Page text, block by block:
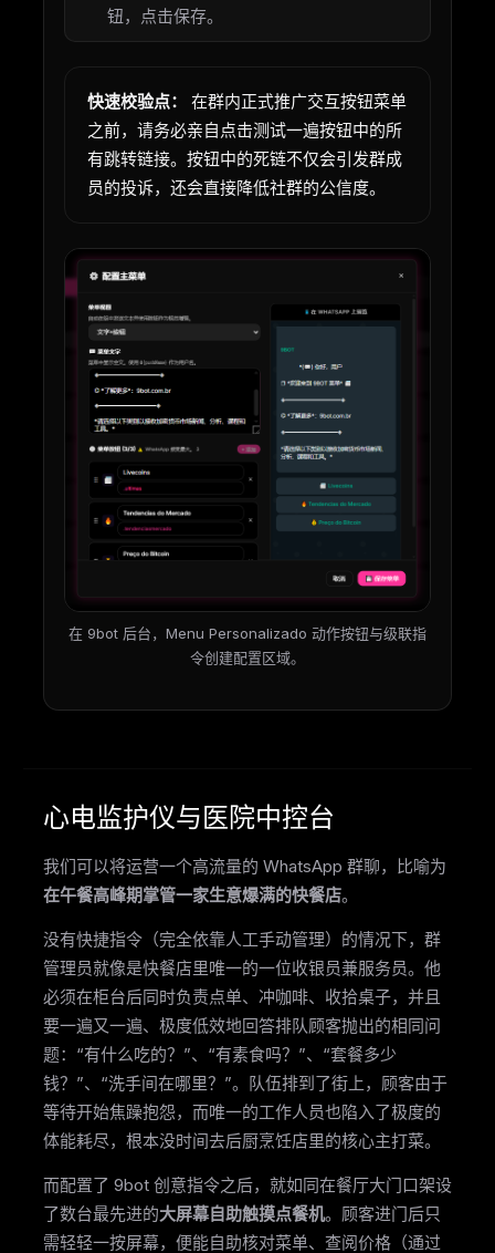
钮，点击保存。
快速校验点：
在群内正式推广交互按钮菜单
之前，请务必亲自点击测试一遍按钮中的所
有跳转链接。按钮中的死链不仅会引发群成
员的投诉，还会直接降低社群的公信度。
在 9bot 后台，Menu Personalizado 动作按钮与级联指
令创建配置区域。
心电监护仪与医院中控台
我们可以将运营一个高流量的 WhatsApp 群聊，比喻为
在午餐高峰期掌管一家生意爆满的快餐店。
没有快捷指令（完全依靠人工手动管理）的情况下，群
管理员就像是快餐店里唯一的一位收银员兼服务员。他
必须在柜台后同时负责点单、冲咖啡、收拾桌子，并且
要一遍又一遍、极度低效地回答排队顾客抛出的相同问
题：“有什么吃的？”、“有素食吗？”、“套餐多少
钱？”、“洗手间在哪里？”。队伍排到了街上，顾客由于
等待开始焦躁抱怨，而唯一的工作人员也陷入了极度的
体能耗尽，根本没时间去后厨烹饪店里的核心主打菜。
而配置了 9bot 创意指令之后，就如同在餐厅大门口架设
了数台最先进的大屏幕自助触摸点餐机。顾客进门后只
需轻轻一按屏幕，便能自助核对菜单、查阅价格（通过